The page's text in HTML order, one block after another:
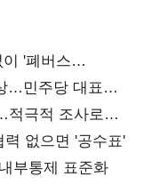
'폐버스
…민주당 대표로
적극적 조사로
없으면 '공수표'
부통제 표준화